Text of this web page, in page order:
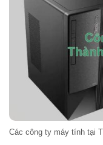
Các công ty máy tính tại